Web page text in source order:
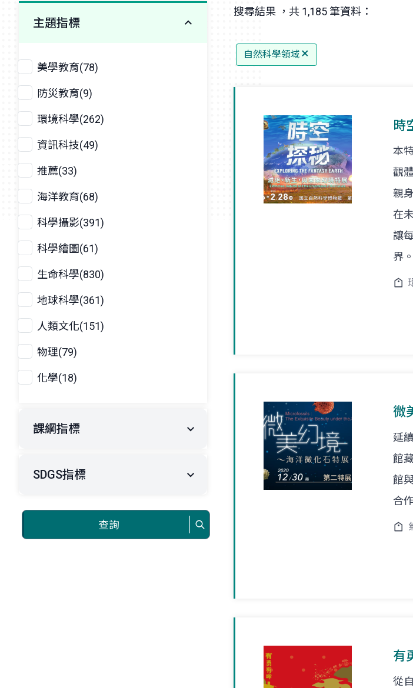
主題指標
美學教育(78)
防災教育(9)
環境科學(262)
資訊科技(49)
推薦(33)
海洋教育(68)
科學攝影(391)
科學繪圖(61)
生命科學(830)
地球科學(361)
人類文化(151)
物理(79)
化學(18)
課綱指標
SDGS指標
查詢
搜尋結果 ，共 1,185 筆資料：
自然科學領域
時
本
觀
親
在
讓
界。
微
延
館
館
合
有
從